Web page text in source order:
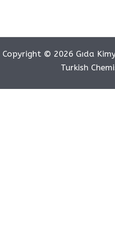
Copyright © 2026 Gıda
Turkish